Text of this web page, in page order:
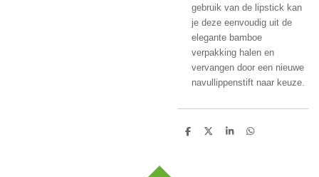
gebruik van de lipstick kan
je deze eenvoudig uit de
elegante bamboe
verpakking halen en
vervangen door een nieuwe
navullippenstift naar keuze.
D
D
S
D